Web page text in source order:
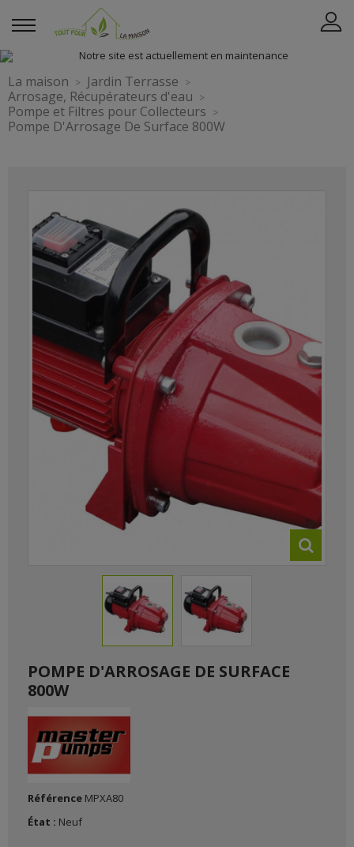
La maison
Jardin Terrasse
Arrosage, Récupérateurs d'eau
Pompe et Filtres pour Collecteurs
Pompe D'Arrosage De Surface 800W
POMPE D'ARROSAGE DE SURFACE
800W
Référence MPXA80
État : Neuf